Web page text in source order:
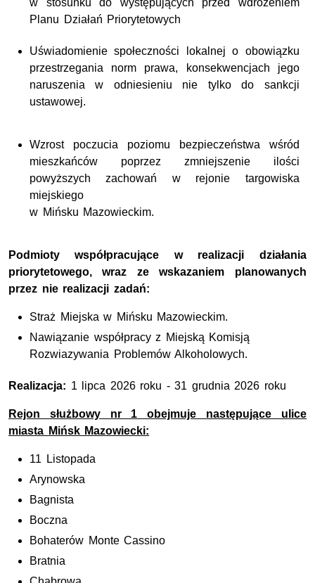
Planu Działań Priorytetowych
Uświadomienie społeczności lokalnej o obowiązku
przestrzegania norm prawa, konsekwencjach jego
naruszenia w odniesieniu nie tylko do sankcji
ustawowej.
Wzrost poczucia poziomu bezpieczeństwa wśród
mieszkańców poprzez zmniejszenie ilości
powyższych zachowań w rejonie targowiska
miejskiego
w Mińsku Mazowieckim.
Podmioty współpracujące w realizacji działania
priorytetowego, wraz ze wskazaniem planowanych
przez nie realizacji zadań:
Straż Miejska w Mińsku Mazowieckim.
Nawiązanie współpracy z Miejską Komisją
Rozwiazywania Problemów Alkoholowych.
Realizacja: 1 lipca 2026 roku - 31 grudnia 2026 roku
Rejon służbowy nr 1 obejmuje następujące ulice
miasta Mińsk Mazowiecki:
11 Listopada
Arynowska
Bagnista
Boczna
Bohaterów Monte Cassino
Bratnia